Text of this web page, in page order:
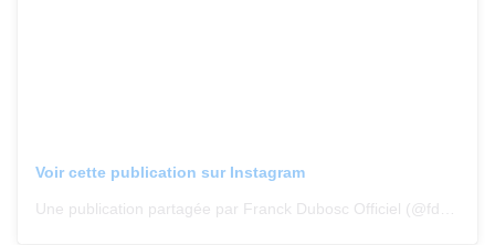
Voir cette publication sur Instagram